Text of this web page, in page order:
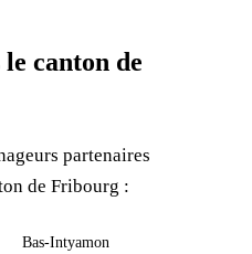
canton de
partenaires
de Fribourg :
Bas-Intyamon